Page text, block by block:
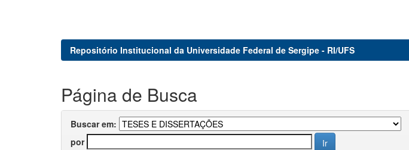
Repositório Institucional da Universidade Federal de Sergipe - RI/UFS
Página de Busca
Buscar em:
por